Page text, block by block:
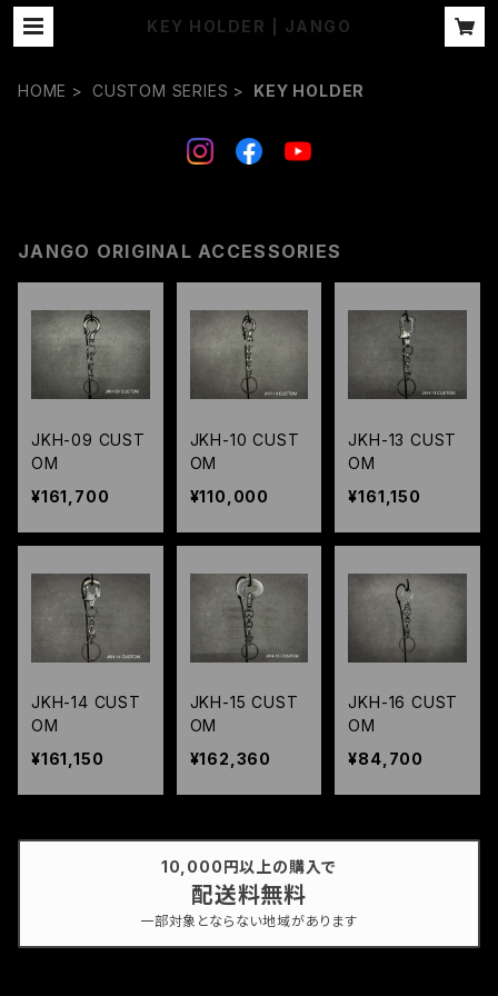
KEY HOLDER | JANGO
HOME CUSTOM SERIES KEY HOLDER
JANGO ORIGINAL ACCESSORIES
JKH-09 CUST
OM
¥161,700
JKH-10 CUST
OM
¥110,000
JKH-13 CUST
OM
¥161,150
JKH-14 CUST
OM
¥161,150
JKH-15 CUST
OM
¥162,360
JKH-16 CUST
OM
¥84,700
10,000円以上の購入で
配送料無料
一部対象とならない地域があります